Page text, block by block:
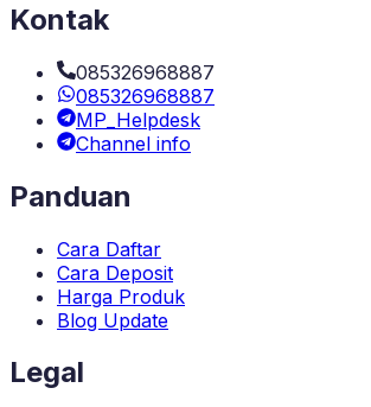
Kontak
085326968887
085326968887
MP_Helpdesk
Channel info
Panduan
Cara Daftar
Cara Deposit
Harga Produk
Blog Update
Legal